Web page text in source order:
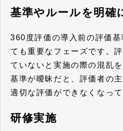
基準やルールを明確
360度評価の導入前の評価基
ても重要なフェーズです。
ていないと実施の際の混乱
基準が曖昧だと、評価者の
適切な評価ができなくなっ
研修実施